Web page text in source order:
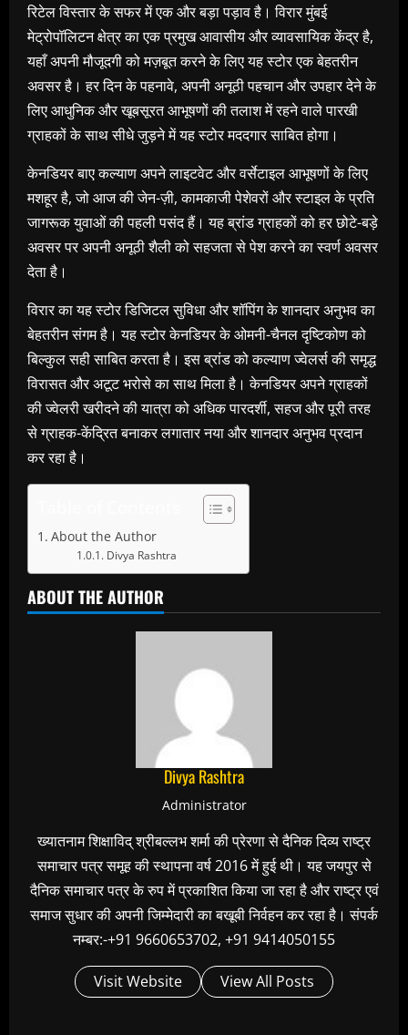
रिटेल विस्तार के सफर में एक और बड़ा पड़ाव है। विरार मुंबई
मेट्रोपॉलिटन क्षेत्र का एक प्रमुख आवासीय और व्यावसायिक केंद्र है,
यहाँ अपनी मौजूदगी को मज़बूत करने के लिए यह स्टोर एक बेहतरीन
अवसर है। हर दिन के पहनावे, अपनी अनूठी पहचान और उपहार देने के
लिए आधुनिक और खूबसूरत आभूषणों की तलाश में रहने वाले पारखी
ग्राहकों के साथ सीधे जुड़ने में यह स्टोर मददगार साबित होगा।
केनडियर बाए कल्याण अपने लाइटवेट और वर्सेटाइल आभूषणों के लिए
मशहूर है, जो आज की जेन-ज़ी, कामकाजी पेशेवरों और स्टाइल के प्रति
जागरूक युवाओं की पहली पसंद हैं। यह ब्रांड ग्राहकों को हर छोटे-बड़े
अवसर पर अपनी अनूठी शैली को सहजता से पेश करने का स्वर्ण अवसर
देता है।
विरार का यह स्टोर डिजिटल सुविधा और शॉपिंग के शानदार अनुभव का
बेहतरीन संगम है। यह स्टोर केनडियर के ओमनी-चैनल दृष्टिकोण को
बिल्कुल सही साबित करता है। इस ब्रांड को कल्याण ज्वेलर्स की समृद्ध
विरासत और अटूट भरोसे का साथ मिला है। केनडियर अपने ग्राहकों
की ज्वेलरी खरीदने की यात्रा को अधिक पारदर्शी, सहज और पूरी तरह
से ग्राहक-केंद्रित बनाकर लगातार नया और शानदार अनुभव प्रदान
कर रहा है।
About the Author
Divya Rashtra
ABOUT THE AUTHOR
Divya Rashtra
Administrator
ख्यातनाम शिक्षाविद् श्रीबल्लभ शर्मा की प्रेरणा से दैनिक दिव्य राष्ट्र
समाचार पत्र समूह की स्थापना वर्ष 2016 में हुई थी। यह जयपुर से
दैनिक समाचार पत्र के रुप में प्रकाशित किया जा रहा है और राष्ट्र एवं
समाज सुधार की अपनी जिम्मेदारी का बखूबी निर्वहन कर रहा है। संपर्क
नम्बर:-+91 9660653702, +91 9414050155
Visit Website View All Posts